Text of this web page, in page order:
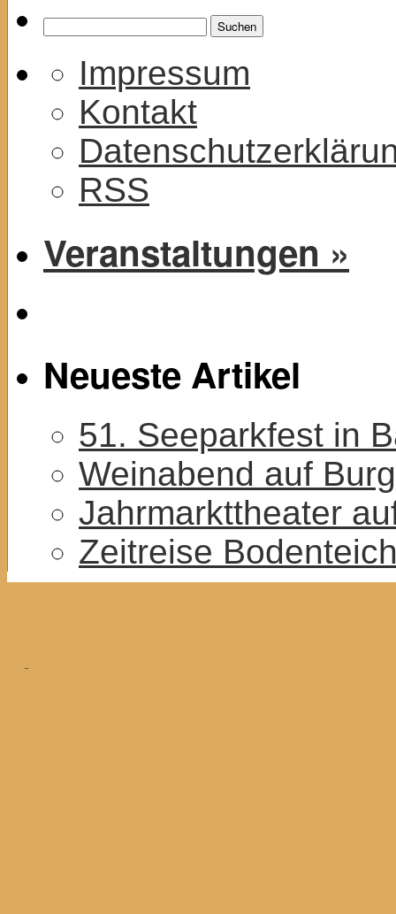
Suchen
nach:
Impressum
Kontakt
RSS
Veranstaltungen »
Neueste Artikel
51. Seeparkfest in
Weinabend auf
Jahrmarkttheater
Zeitreise